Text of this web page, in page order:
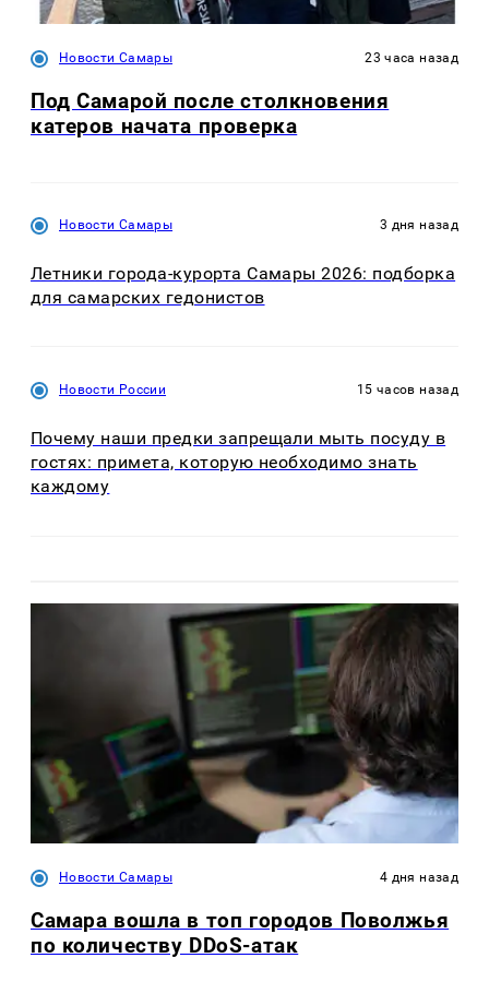
Новости Самары 23 часа назад
Под Самарой после столкновения
катеров начата проверка
Новости Самары 3 дня назад
Летники города-курорта Самары 2026: подборка
для самарских гедонистов
Новости России 15 часов назад
Почему наши предки запрещали мыть посуду в
гостях: примета, которую необходимо знать
каждому
Новости Самары 4 дня назад
Самара вошла в топ городов Поволжья
по количеству DDoS-атак